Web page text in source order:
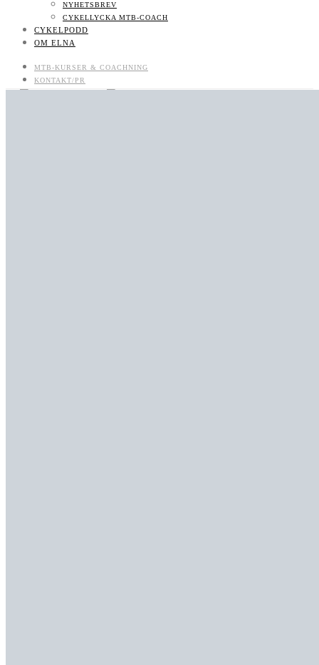
NYHETSBREV
CYKELLYCKA MTB-COACH
CYKELPODD
OM ELNA
MTB-KURSER & COACHNING
KONTAKT/PR